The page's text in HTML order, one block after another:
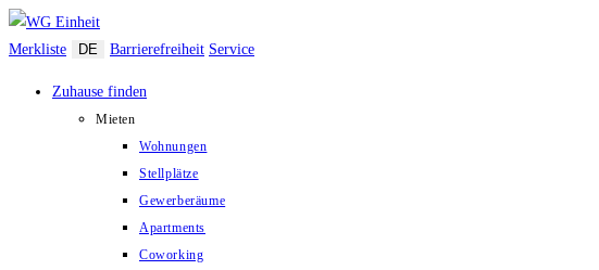
Zum
Inhalt
Merkliste DE Barrierefreiheit Service
Zuhause finden
Mieten
Wohnungen
Stellplätze
Gewerberäume
Apartments
Coworking